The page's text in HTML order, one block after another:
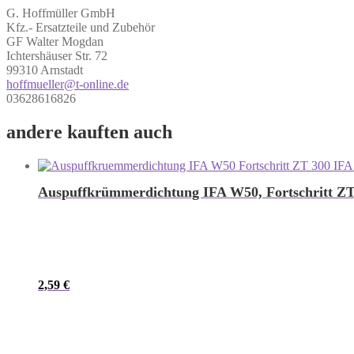
G. Hoffmüller GmbH
Kfz.- Ersatzteile und Zubehör
GF Walter Mogdan
Ichtershäuser Str. 72
99310 Arnstadt
hoffmueller@t-online.de
03628616826
andere kauften auch
Auspuffkrümmerdichtung IFA W50, Fortschritt
2,59 €